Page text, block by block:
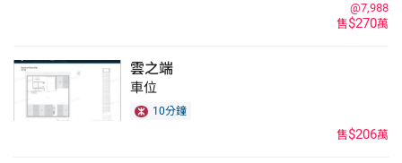
售$270萬
@7,988
雲之端
車位
10分鐘
售$206萬